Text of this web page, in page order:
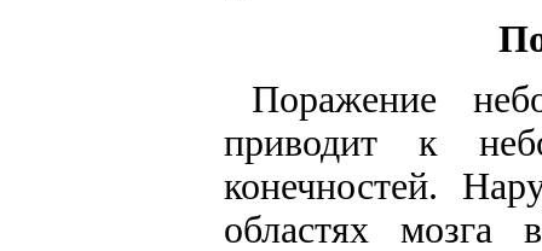
Поражение
приводит к
конечностей.
областях мозга